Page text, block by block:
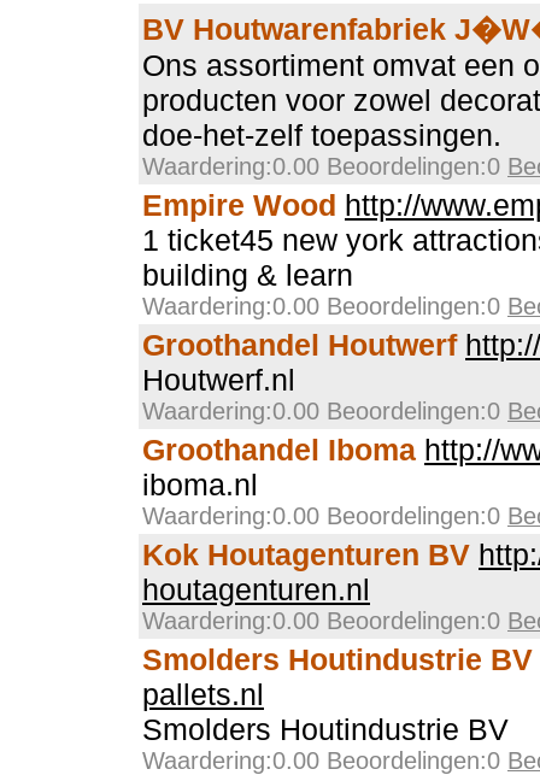
BV Houtwarenfabriek
Ons assortiment omvat een
producten voor zowel
doe-het-zelf toepassingen.
Waardering:0.00 Beoordelingen:0
Empire Wood http://
1 ticket45 new york
building & learn
Waardering:0.00 Beoordelingen:0
Groothandel Houtwerf
Houtwerf.nl
Waardering:0.00 Beoordelingen:0
Groothandel Iboma http://
iboma.nl
Waardering:0.00 Beoordelingen:0
Kok Houtagenturen BV
houtagenturen.nl
Waardering:0.00 Beoordelingen:0
Smolders Houtindustrie BV
pallets.nl
Smolders Houtindustrie BV
Waardering:0.00 Beoordelingen:0